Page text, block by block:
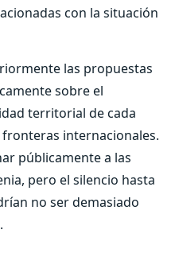
con la situación
las propuestas
sobre el
territorial de cada
internacionales.
públicamente a las
pero el silencio hasta
no ser demasiado